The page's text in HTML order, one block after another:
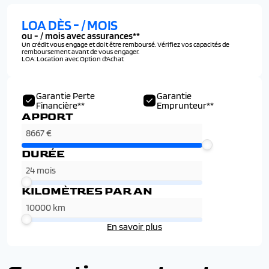
Garantie Perte
Financière**
Garantie
Emprunteur**
APPORT
DURÉE
KILOMÈTRES PAR AN
En savoir plus
LOA DÈS-/ MOIS
ou - / mois avec assurances**
Un crédit vous engage et doit être remboursé. Vérifiez vos capacités de
remboursement avant de vous engager.
LOA: Location avec Option d'Achat